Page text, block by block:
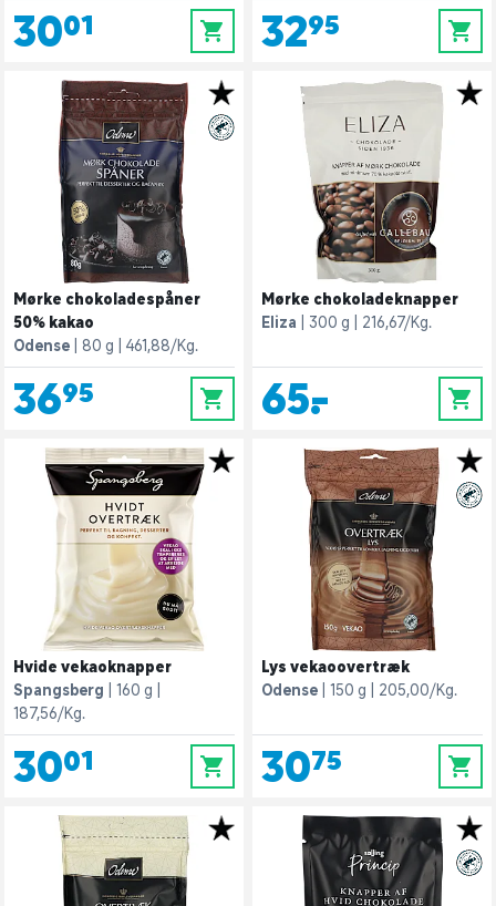
30,01 0 32,95 0
Mørke chokoladespåner
50% kakao
Odense
80 g 461,88/Kg.
36,95 0
Mørke chokoladeknapper
Eliza
300 g 216,67/Kg.
65,- 0
Hvide vekaoknapper
Spangsberg
160 g
187,56/Kg.
30,01 0
Lys vekaoovertræk
Odense
150 g 205,00/Kg.
30,75 0